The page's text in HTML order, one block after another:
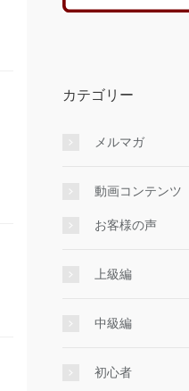
カテゴリー
メルマガ
動画コンテンツ
お客様の声
上級編
中級編
初心者